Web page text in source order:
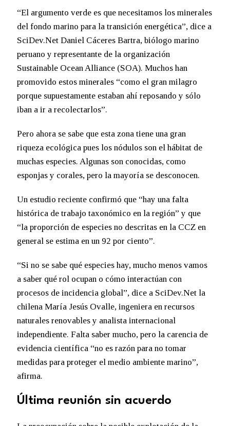
“El argumento verde es que necesitamos los minerales
del fondo marino para la transición energética”, dice a
SciDev.Net Daniel Cáceres Bartra, biólogo marino
peruano y representante de la organización
Sustainable Ocean Alliance (SOA). Muchos han
promovido estos minerales “como el gran milagro
porque supuestamente estaban ahí reposando y sólo
iban a ir a recolectarlos”.
Pero ahora se sabe que esta zona tiene una gran
riqueza ecológica pues los nódulos son el hábitat de
muchas especies. Algunas son conocidas, como
esponjas y corales, pero la mayoría se desconocen.
Un estudio reciente confirmó que “hay una falta
histórica de trabajo taxonómico en la región” y que
“la proporción de especies no descritas en la CCZ en
general se estima en un 92 por ciento”.
“Si no se sabe qué especies hay, mucho menos vamos
a saber qué rol ocupan o cómo interactúan con
procesos de incidencia global”, dice a SciDev.Net la
chilena María Jesús Ovalle, ingeniera en recursos
naturales renovables y analista internacional
independiente. Falta saber mucho, pero la carencia de
evidencia científica “no es razón para no tomar
medidas para proteger el medio ambiente marino”,
afirma.
Última reunión sin acuerdo